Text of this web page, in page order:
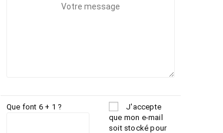
Que font 6 + 1 ?
J'accepte
que mon e-mail
soit stocké pour